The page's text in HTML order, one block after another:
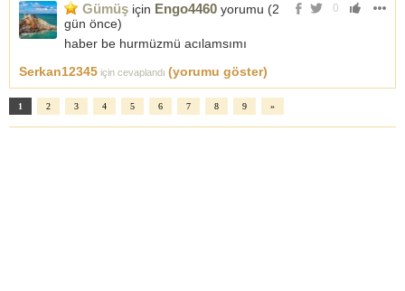
0
Gümüş için Engo4460 yorumu (2
gün önce)
haber be hurmüzmü acılamsımı
Serkan12345 için cevaplandı (yorumu göster)
1 2 3 4 5 6 7 8 9 »